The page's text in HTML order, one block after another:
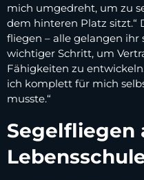
mich umgedreht, um zu
dem hinteren Platz sitzt.“
fliegen – alle gelangen ihr
wichtiger Schritt, um
Fähigkeiten zu
ich komplett für mich
musste.“
Segelfliegen